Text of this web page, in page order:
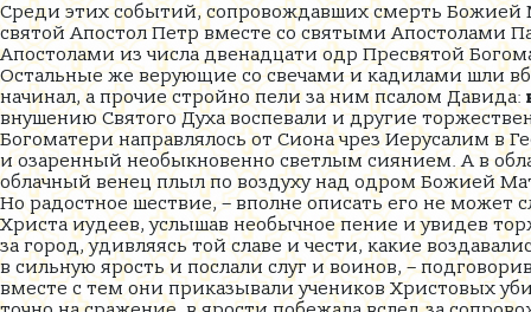
Среди этих событий, сопровождавших смерть Божией
святой Апостол Петр вместе со святыми Апостолами
Апостолами из числа двенадцати одр Пресвятой
Остальные же верующие со свечами и кадилами шли
начинал, а прочие стройно пели за ним псалом Давида:
внушению Святого Духа воспевали и другие
Богоматери направлялось от Сиона чрез Иерусалим
и озаренный необыкновенно светлым сиянием. А в
облачный венец плыл по воздуху над одром Божией
Но радостное шествие, – вполне описать его не
Христа иудеев, услышав необычное пение и увидев
за город, удивляясь той славе и чести, какие
в сильную ярость и послали слуг и воинов, –
вместе с тем они приказывали учеников Христовых